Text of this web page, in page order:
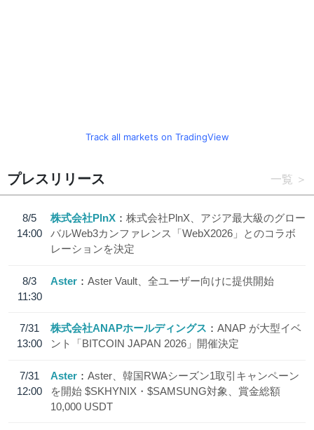
Track all markets on TradingView
プレスリリース 一覧
8/5
14:00
株式会社PlnX
株式会社PlnX、アジア最大級のグロー
バルWeb3カンファレンス「WebX2026」とのコラボ
レーションを決定
8/3
11:30
Aster Aster Vault、全ユーザー向けに提供開始
7/31
13:00
株式会社ANAPホールディングス
ANAP が大型イベ
ント「BITCOIN JAPAN 2026」開催決定
7/31
12:00
Aster
Aster、韓国RWAシーズン1取引キャンペーン
を開始 $SKHYNIX・$SAMSUNG対象、賞金総額
10,000 USDT